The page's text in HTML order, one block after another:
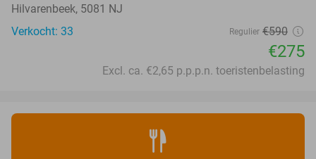
Hilvarenbeek, 5081 NJ
Verkocht: 33
Regulier €590
€275
Excl. ca. €2,65 p.p.p.n. toeristenbelasting